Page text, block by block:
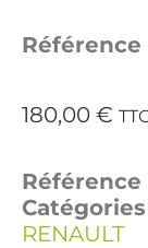
180,00 €
Référence
RENAULT